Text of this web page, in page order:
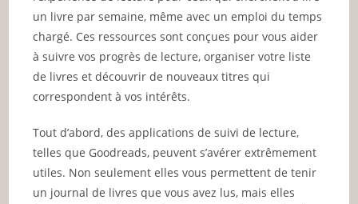
un livre par semaine, même avec un emploi du temps
chargé. Ces ressources sont conçues pour vous aider
à suivre vos progrès de lecture, organiser votre liste
de livres et découvrir de nouveaux titres qui
correspondent à vos intérêts.
Tout d’abord, des applications de suivi de lecture,
telles que Goodreads, peuvent s’avérer extrêmement
utiles. Non seulement elles vous permettent de tenir
un journal de livres que vous avez lus, mais elles